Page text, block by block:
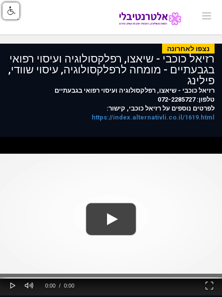
נצפו לאחרונה
רזיאל כוכבי - שיאצו, רפלקסולוגיה ועיסוי רפואי
בגבעתיים - מומחה לרפלקסולוגיה, עיסוי שוודי,
פילינג
רזיאל כוכבי - שיאצו, רפלקסולוגיה ועיסוי רפואי בגבעתיים
טלפון: 072-2285727
לפרטים נוספים על רזיאל כוכבי, קישור:
https://index.alternativli.co.il/1619.html
Play Mute
Current
0:00 /
Duration
0:00
Fullscreen